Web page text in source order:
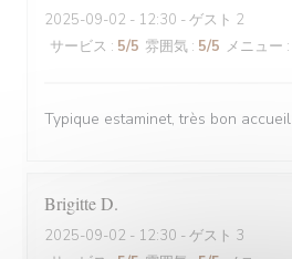
2025-09-02 - 12:30 - ゲスト 2
サービス : 5/5 雰囲気 : 5/5 メニュー :
Typique estaminet, très bon accueil
BrigitteD
2025-09-02 - 12:30 - ゲスト 3